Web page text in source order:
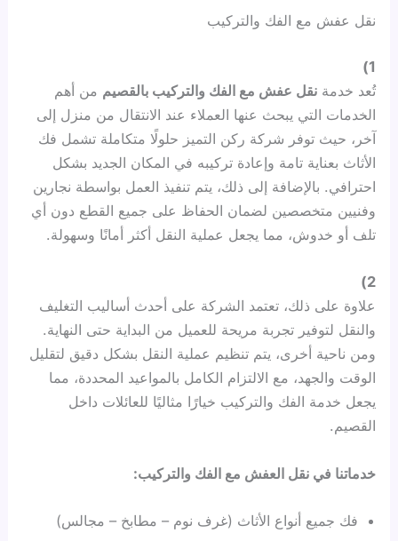
نقل عفش مع الفك والتركيب
1)
تُعد خدمةنقل عفش مع الفك والتركيب بالقصيم من أهم
الخدمات التي يبحث عنها العملاء عند الانتقال من منزل إلى
آخر، حيث توفر شركة ركن التميز حلولًا متكاملة تشمل فك
الأثاث بعناية تامة وإعادة تركيبه في المكان الجديد بشكل
احترافي. بالإضافة إلى ذلك، يتم تنفيذ العمل بواسطة نجارين
وفنيين متخصصين لضمان الحفاظ على جميع القطع دون أي
تلف أو خدوش، مما يجعل عملية النقل أكثر أمانًا وسهولة.
2)
علاوة على ذلك، تعتمد الشركة على أحدث أساليب التغليف
والنقل لتوفير تجربة مريحة للعميل من البداية حتى النهاية.
ومن ناحية أخرى، يتم تنظيم عملية النقل بشكل دقيق لتقليل
الوقت والجهد، مع الالتزام الكامل بالمواعيد المحددة، مما
يجعل خدمة الفك والتركيب خيارًا مثاليًا للعائلات داخل
القصيم.
خدماتنا في نقل العفش مع الفك والتركيب:
فك جميع أنواع الأثاث (غرف نوم – مطابخ – مجالس)